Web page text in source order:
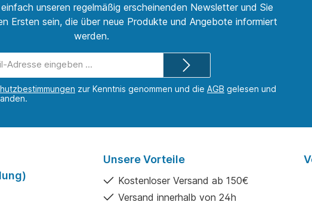
unseren regelmäßig erscheinenden Newsletter und Sie
Ersten sein, die über neue Produkte und Angebote informiert
werden.
Mail-
Adresse*
zur Kenntnis genommen und die AGB gelesen und
Unsere Vorteile
Kostenloser Versand ab 150€
Versand innerhalb von 24h